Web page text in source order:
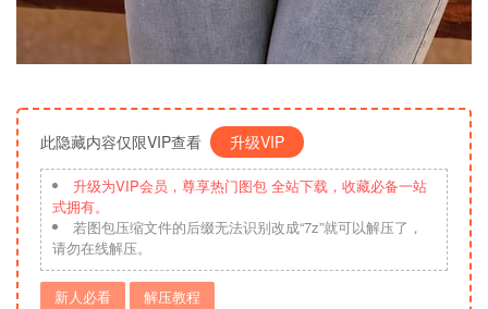
此隐藏内容仅限VIP查看 升级VIP
升级为VIP会员，尊享热门图包 全站下载，收藏必备一站
式拥有。
若图包压缩文件的后缀无法识别改成“7z”就可以解压了，
请勿在线解压。
新人必看 解压教程